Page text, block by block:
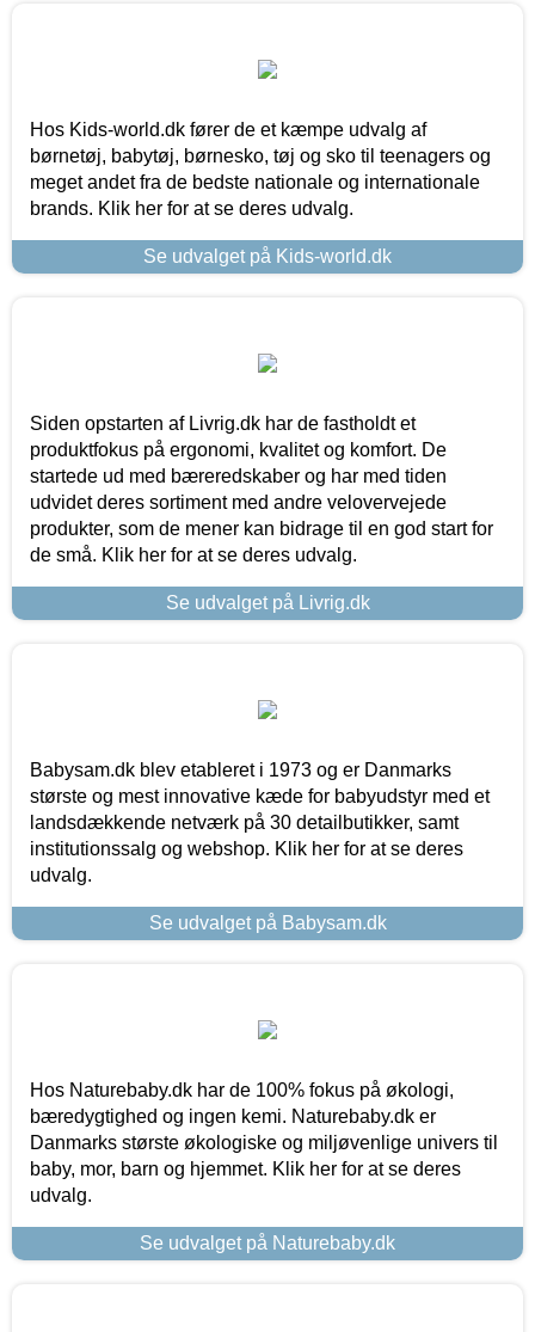
Hos Kids-world.dk fører de et kæmpe udvalg af
børnetøj, babytøj, børnesko, tøj og sko til teenagers og
meget andet fra de bedste nationale og internationale
brands. Klik her for at se deres udvalg.
Se udvalget på Kids-world.dk
Siden opstarten af Livrig.dk har de fastholdt et
produktfokus på ergonomi, kvalitet og komfort. De
startede ud med bæreredskaber og har med tiden
udvidet deres sortiment med andre velovervejede
produkter, som de mener kan bidrage til en god start for
de små. Klik her for at se deres udvalg.
Se udvalget på Livrig.dk
Babysam.dk blev etableret i 1973 og er Danmarks
største og mest innovative kæde for babyudstyr med et
landsdækkende netværk på 30 detailbutikker, samt
institutionssalg og webshop. Klik her for at se deres
udvalg.
Se udvalget på Babysam.dk
Hos Naturebaby.dk har de 100% fokus på økologi,
bæredygtighed og ingen kemi. Naturebaby.dk er
Danmarks største økologiske og miljøvenlige univers til
baby, mor, barn og hjemmet. Klik her for at se deres
udvalg.
Se udvalget på Naturebaby.dk